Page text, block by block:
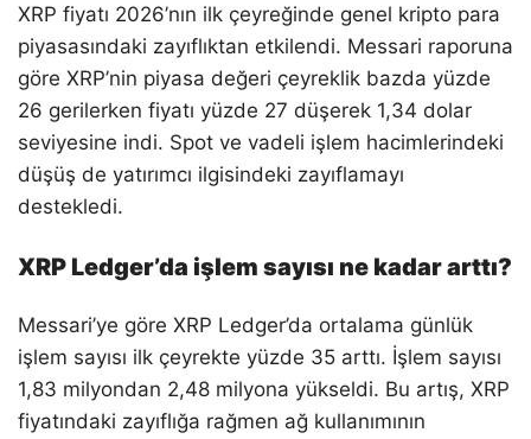
XRP fiyatı 2026’nın ilk çeyreğinde genel kripto para
piyasasındaki zayıflıktan etkilendi. Messari raporuna
göre XRP’nin piyasa değeri çeyreklik bazda yüzde
26 gerilerken fiyatı yüzde 27 düşerek 1,34 dolar
seviyesine indi. Spot ve vadeli işlem hacimlerindeki
düşüş de yatırımcı ilgisindeki zayıflamayı
destekledi.
XRP Ledger’da işlem sayısı ne kadar arttı?
Messari’ye göre XRP Ledger’da ortalama günlük
işlem sayısı ilk çeyrekte yüzde 35 arttı. İşlem sayısı
1,83 milyondan 2,48 milyona yükseldi. Bu artış, XRP
fiyatındaki zayıflığa rağmen ağ kullanımının